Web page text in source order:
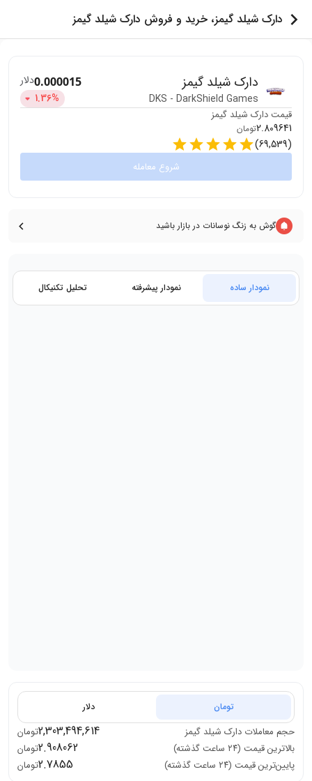
دارک شیلد گیمز، خرید و فروش دارک شیلد گیمز
دارک شیلد گیمز
DKS - DarkShield Games
0.000015دلار
1.36%
قیمت دارک شیلد گیمز
2.809641تومان
(
69,539
)
شروع معامله
گوش به زنگ نوسانات در بازار باشید
نمودار ساده نمودار پیشرفته تحلیل تکنیکال
تومان دلار
حجم معاملات دارک شیلد گیمز 2,303,494,614تومان
بالاترین قیمت (۲۴ ساعت گذشته)
2.908062تومان
پایین‌ترین قیمت (۲۴ ساعت گذشته)
2.7855تومان